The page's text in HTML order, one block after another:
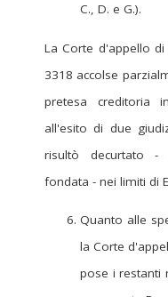
C., D. e G.).
La Corte d'appello
3318 accolse
pretesa creditoria
all'esito di due
risultò decurtato -
fondata - nei limiti di
Quanto alle
la Corte
pose i restanti